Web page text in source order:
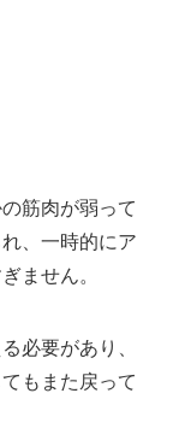
筋肉が弱って
、一時的にア
ません。
必要があり、
もまた戻って